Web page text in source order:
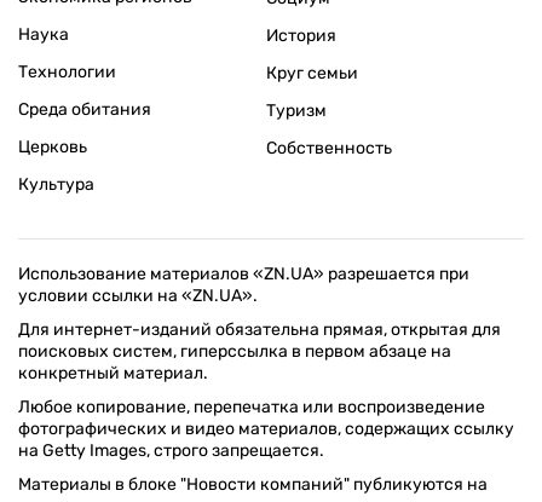
Наука
Технологии
Среда обитания
Церковь
Культура
История
Круг семьи
Туризм
Собственность
Использование материалов «ZN.UA» разрешается при
условии ссылки на «ZN.UA».
Для интернет-изданий обязательна прямая, открытая для
поисковых систем, гиперссылка в первом абзаце на
конкретный материал.
Любое копирование, перепечатка или воспроизведение
фотографических и видео материалов, содержащих ссылку
на Getty Images, строго запрещается.
Материалы в блоке "Новости компаний" публикуются на